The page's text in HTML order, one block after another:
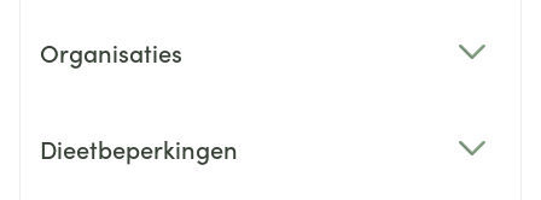
Organisaties
Dieetbeperkingen